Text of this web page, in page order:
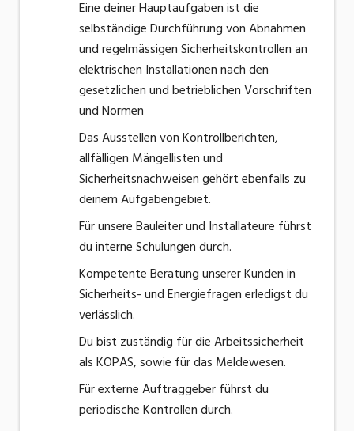
Medizin, Gesundheitswesen, Pflege
Sicherheit, Rettung, Polizei, Zoll
Verkauf, Handel, Kundenberatung,
Aussendienst
Eine deiner Hauptaufgaben ist die
selbständige Durchführung von Abnahmen
und regelmässigen Sicherheitskontrollen an
elektrischen Installationen nach den
gesetzlichen und betrieblichen Vorschriften
und Normen
Das Ausstellen von Kontrollberichten,
allfälligen Mängellisten und
Sicherheitsnachweisen gehört ebenfalls zu
deinem Aufgabengebiet.
Für unsere Bauleiter und Installateure führst
du interne Schulungen durch.
Kompetente Beratung unserer Kunden in
Sicherheits- und Energiefragen erledigst du
verlässlich.
Du bist zuständig für die Arbeitssicherheit
als KOPAS, sowie für das Meldewesen.
Für externe Auftraggeber führst du
periodische Kontrollen durch.